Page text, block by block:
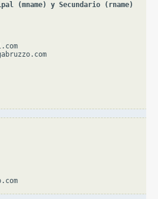
(mname) y Secundario (rname)